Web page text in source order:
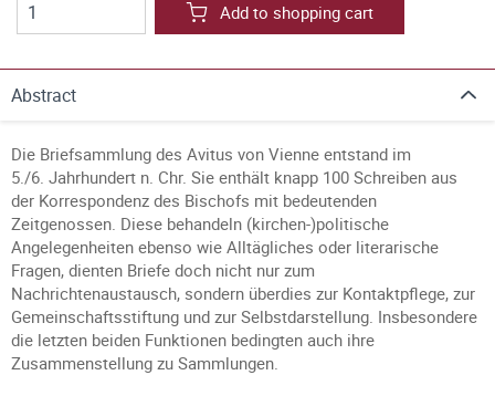
Add to shopping cart
Abstract
Die Briefsammlung des Avitus von Vienne entstand im
5./6. Jahrhundert n. Chr. Sie enthält knapp 100 Schreiben aus
der Korrespondenz des Bischofs mit bedeutenden
Zeitgenossen. Diese behandeln (kirchen-)politische
Angelegenheiten ebenso wie Alltägliches oder literarische
Fragen, dienten Briefe doch nicht nur zum
Nachrichtenaustausch, sondern überdies zur Kontaktpflege, zur
Gemeinschaftsstiftung und zur Selbstdarstellung. Insbesondere
die letzten beiden Funktionen bedingten auch ihre
Zusammenstellung zu Sammlungen.